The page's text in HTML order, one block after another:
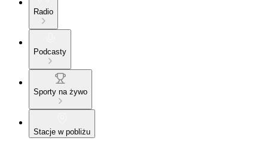
Radio
Podcasty
Sporty na żywo
Stacje w pobliżu